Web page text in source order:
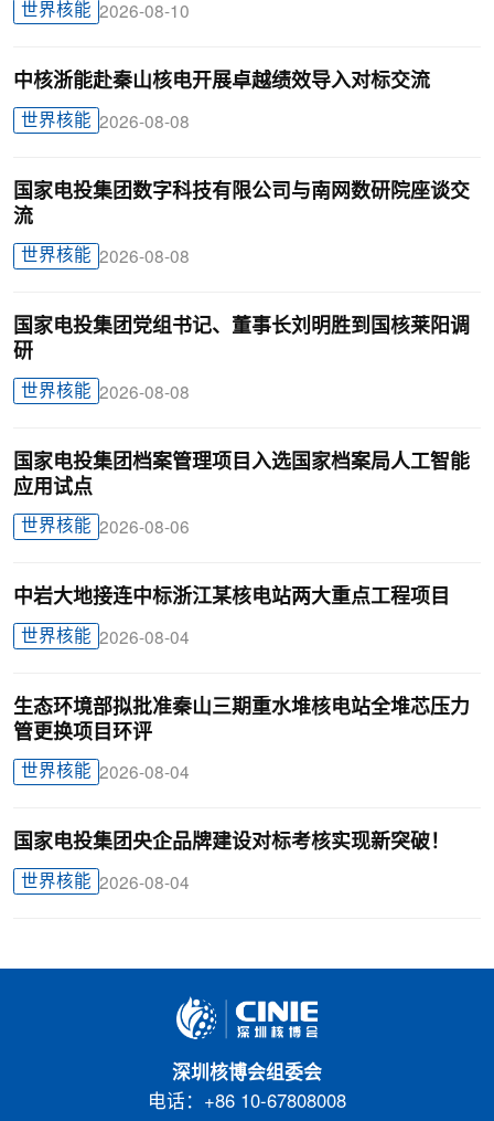
世界核能 2026-08-10
中核浙能赴秦山核电开展卓越绩效导入对标交流
世界核能 2026-08-08
国家电投集团数字科技有限公司与南网数研院座谈交
流
世界核能 2026-08-08
国家电投集团党组书记、董事长刘明胜到国核莱阳调
研
世界核能 2026-08-08
国家电投集团档案管理项目入选国家档案局人工智能
应用试点
世界核能 2026-08-06
中岩大地接连中标浙江某核电站两大重点工程项目
世界核能 2026-08-04
生态环境部拟批准秦山三期重水堆核电站全堆芯压力
管更换项目环评
世界核能 2026-08-04
国家电投集团央企品牌建设对标考核实现新突破！
世界核能 2026-08-04
深圳核博会组委会
电话：+86 10-67808008